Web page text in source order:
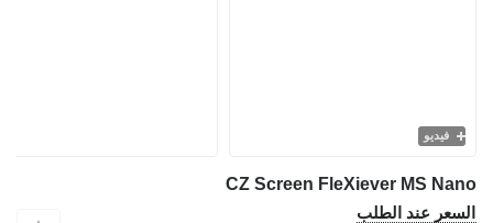
فيديو
CZ Screen FleXiever MS
عند الطلب